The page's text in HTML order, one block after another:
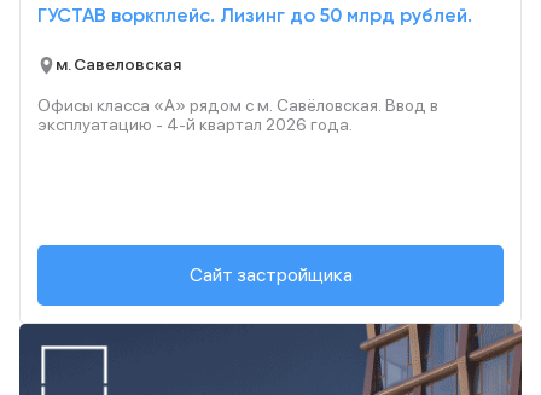
ГУСТАВ воркплейс. Лизинг до 50 млрд рублей.
м. Савеловская
Офисы класса «А» рядом с м. Савёловская. Ввод в
эксплуатацию - 4-й квартал 2026 года.
Сайт застройщика